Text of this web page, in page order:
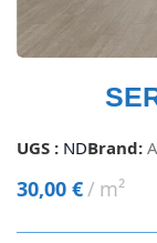
UGS : NDBrand:
30,00 € m²